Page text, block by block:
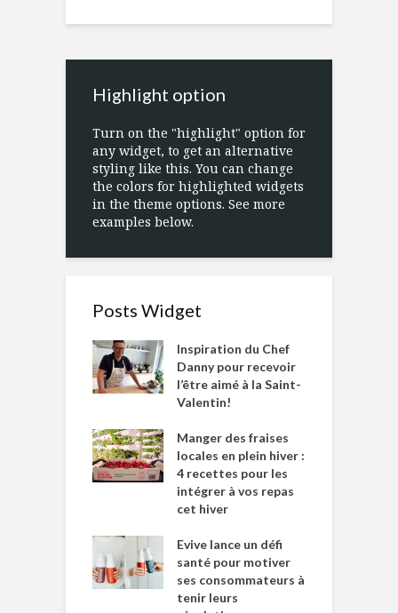
Highlight option
Turn on the "highlight" option for
any widget, to get an alternative
styling like this. You can change
the colors for highlighted widgets
in the theme options. See more
examples below.
Posts Widget
Inspiration du Chef
Danny pour recevoir
l’être aimé à la Saint-
Valentin!
Manger des fraises
locales en plein hiver :
4 recettes pour les
intégrer à vos repas
cet hiver
Evive lance un défi
santé pour motiver
ses consommateurs à
tenir leurs